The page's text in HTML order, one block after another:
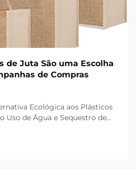
de Juta São uma Escolha
de Compras
Ecológica aos Plásticos
Uso de Água e Sequestro de
por várias razões. Em